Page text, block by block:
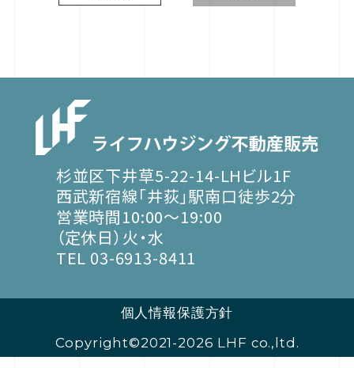
杉並区下井草5-22-14-LHビル1F
西武新宿線「井荻」駅南口徒歩2分
営業時間10:00～19:00
（定休日）火・水
TEL 03-6913-8411
個人情報保護方針
Copyright©2021-2026 LHF co.,ltd.